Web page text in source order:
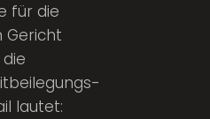
für die
Gericht
lautet: